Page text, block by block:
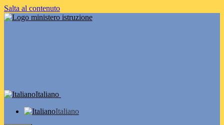
Salta al contenuto
Italiano
Italiano